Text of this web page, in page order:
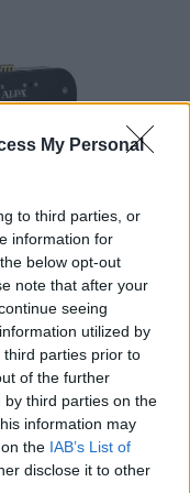
My Personal
to third parties, or
information for
below opt-out
note that after your
seeing
utilized by
parties prior to
of the further
third parties on the
information may
the IAB’s List of
disclose it to other